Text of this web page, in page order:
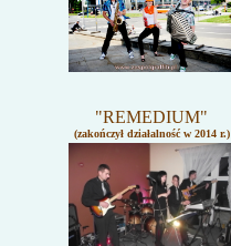
"REMEDIUM"
(zakończył działalność w 2014 r.)